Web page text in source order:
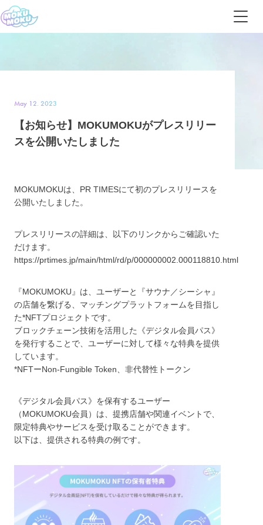
May 12. 2023
【お知らせ】MOKUMOKUがプレスリリー
スを公開いたしました
MOKUMOKUは、PR TIMESにて初のプレスリリースを
公開いたしました。
プレスリリースの詳細は、以下のリンクからご確認いた
だけます。
https://prtimes.jp/main/html/rd/p/000000002.000118810.html
『MOKUMOKU』は、ユーザーと『サウナ／シーシャ』
の店舗を繋げる、マッチングプラットフォームを目指し
た*NFTプロジェクトです。
ブロックチェーン技術を活用した《デジタル会員パス》
を発行することで、ユーザーに対して様々な特典を提供
しています。
*NFTーNon-Fungible Token、非代替性トークン
《デジタル会員パス》を保有するユーザー
（MOKUMOKU会員）は、提携店舗や関連イベントで、
限定特典やサービスを受け取ることができます。
以下は、提供される特典の例です。